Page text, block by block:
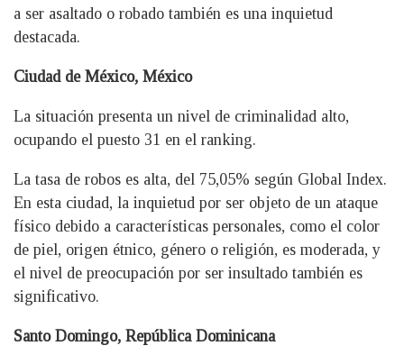
a ser asaltado o robado también es una inquietud
destacada.
Ciudad de México, México
La situación presenta un nivel de criminalidad alto,
ocupando el puesto 31 en el ranking.
La tasa de robos es alta, del 75,05% según Global Index.
En esta ciudad, la inquietud por ser objeto de un ataque
físico debido a características personales, como el color
de piel, origen étnico, género o religión, es moderada, y
el nivel de preocupación por ser insultado también es
significativo.
Santo Domingo, República Dominicana